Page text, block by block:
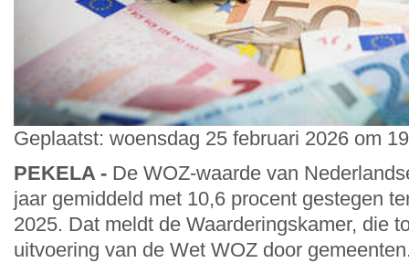
Geplaatst: woensdag 25 februari 2026 om
PEKELA - De WOZ-waarde van
jaar gemiddeld met 10,6 procent gestegen
2025. Dat meldt de Waarderingskamer, die
uitvoering van de Wet WOZ door